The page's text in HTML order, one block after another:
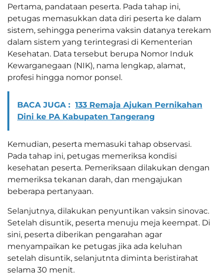
Pertama, pandataan peserta. Pada tahap ini,
petugas memasukkan data diri peserta ke dalam
sistem, sehingga penerima vaksin datanya terekam
dalam sistem yang terintegrasi di Kementerian
Kesehatan. Data tersebut berupa Nomor Induk
Kewarganegaan (NIK), nama lengkap, alamat,
profesi hingga nomor ponsel.
BACA JUGA : 133 Remaja Ajukan Pernikahan
Dini ke PA Kabupaten Tangerang
Kemudian, peserta memasuki tahap observasi.
Pada tahap ini, petugas memeriksa kondisi
kesehatan peserta. Pemeriksaan dilakukan dengan
memeriksa tekanan darah, dan mengajukan
beberapa pertanyaan.
Selanjutnya, dilakukan penyuntikan vaksin sinovac.
Setelah disuntik, peserta menuju meja keempat. Di
sini, peserta diberikan pengarahan agar
menyampaikan ke petugas jika ada keluhan
setelah disuntik, selanjutnta diminta beristirahat
selama 30 menit.